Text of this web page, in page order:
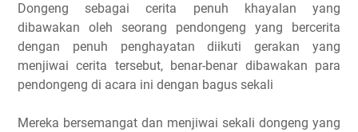
Dongeng sebagai cerita penuh khayalan yang
dibawakan oleh seorang pendongeng yang bercerita
dengan penuh penghayatan diikuti gerakan yang
menjiwai cerita tersebut, benar-benar dibawakan para
pendongeng di acara ini dengan bagus sekali
Mereka bersemangat dan menjiwai sekali dongeng yang